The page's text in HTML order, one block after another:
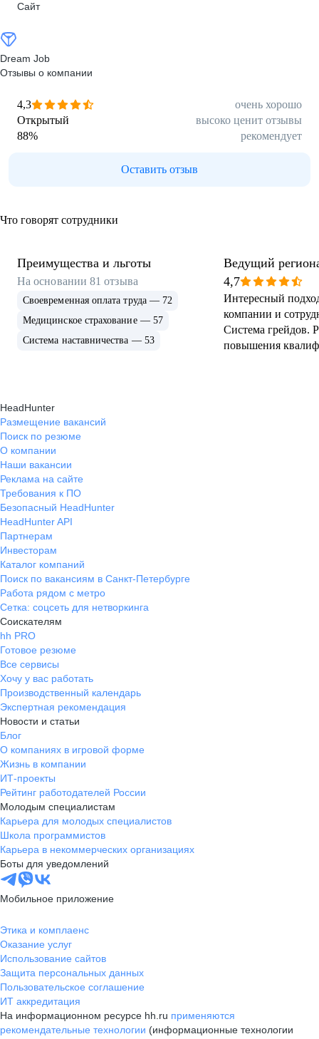
Сайт
Dream Job
Отзывы о компании
4,3
очень хорошо
Открытый
высоко ценит отзывы
88% рекомендует
Оставить отзыв
Что говорят сотрудники
Преимущества и льготы
На основании81 отзыва
Своевременная оплата труда — 72
Медицинское страхование — 57
Система наставничества — 53
Ведущий
менеджер
4,7
Интересный
компании и
Система грейдов.
повышения
HeadHunter
Размещение вакансий
Поиск по резюме
О компании
Наши вакансии
Реклама на сайте
Требования к ПО
Безопасный HeadHunter
HeadHunter API
Партнерам
Инвесторам
Каталог компаний
Поиск по вакансиям в Санкт-Петербурге
Работа рядом с метро
Сетка: соцсеть для нетворкинга
Соискателям
hh PRO
Готовое резюме
Все сервисы
Хочу у вас работать
Производственный календарь
Экспертная рекомендация
Новости и статьи
Блог
О компаниях в игровой форме
Жизнь в компании
ИТ-проекты
Рейтинг работодателей России
Молодым специалистам
Карьера для молодых специалистов
Школа программистов
Карьера в некоммерческих организациях
Боты для уведомлений
Мобильное приложение
Этика и комплаенс
Оказание услуг
Использование сайтов
Защита персональных данных
Пользовательское соглашение
ИТ аккредитация
На информационном ресурсе hh.ru применяются
рекомендательные технологии (информационные технологии